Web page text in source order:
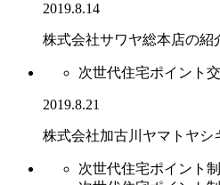
2019.8.14
株式会社サワヤ総本店の紹
次世代住宅ポイント
2019.8.21
株式会社加古川ヤマトヤシ
次世代住宅ポイント